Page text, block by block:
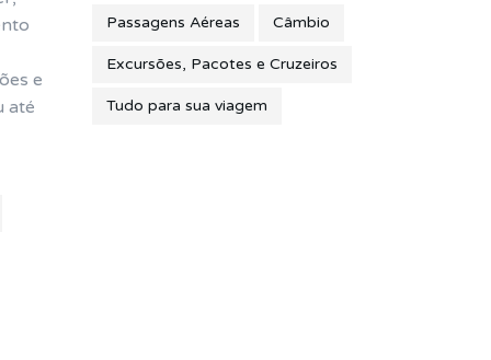
e
até
Passagens Aéreas Câmbio
Excursões, Pacotes e Cruzeiros
Tudo para sua viagem